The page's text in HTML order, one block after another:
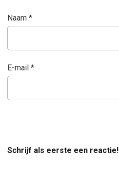
Naam *
E-mail *
Schrijf als eerste een reactie!